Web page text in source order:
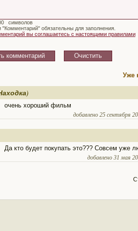
символов
обязательны для заполнения.
вы соглашаетесь с настоящими правилами
Уже
очень хороший фильм
добавлено 25 сентября
Да кто будет покупать это??? Совсем уже
добавлено 31 мая